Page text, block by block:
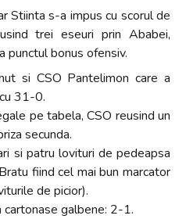
Stiinta s-a impus cu scorul de
trei eseuri prin Ababei,
punctul bonus ofensiv.
si CSO Pantelimon care a
31-0.
pe tabela, CSO reusind un
secunda.
si patru lovituri de pedeapsa
fiind cel mai bun marcator
de picior).
cartonase galbene: 2-1.